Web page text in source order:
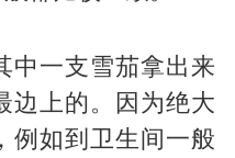
中一支雪茄拿出来
边上的。因为绝大
例如到卫生间一般